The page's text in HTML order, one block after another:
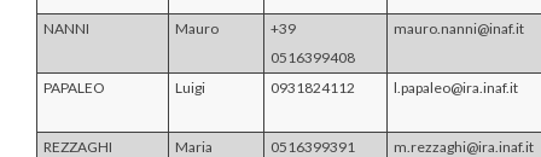
NANNI Mauro
+39
0516399408
mauro.nanni@inaf.it
PAPALEO Luigi 0931824112 l.papaleo@ira.inaf.it
REZZAGHI Maria 0516399391 m.rezzaghi@ira.inaf.it